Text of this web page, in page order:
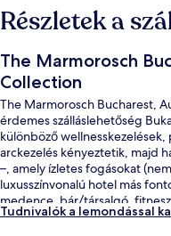
Részletek a
The Marmorosch
Collection
The Marmorosch Bucharest,
érdemes szálláslehetőség
különböző wellnesskezelések,
arckezelés kényeztetik, majd
–, amely ízletes fogásokat
luxusszínvonalú hotel más
medence, bár/társalgó,
vannak a szálláshely
Tudnivalók a lemondással